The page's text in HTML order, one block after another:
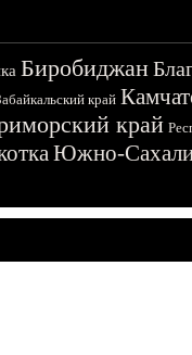
Биробиджан
край
край
Южно-